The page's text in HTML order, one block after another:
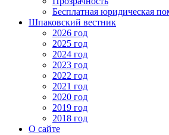
Бесплатная юридическая
Шпаковский вестник
2026 год
2025 год
2024 год
2023 год
2022 год
2021 год
2020 год
2019 год
2018 год
О сайте